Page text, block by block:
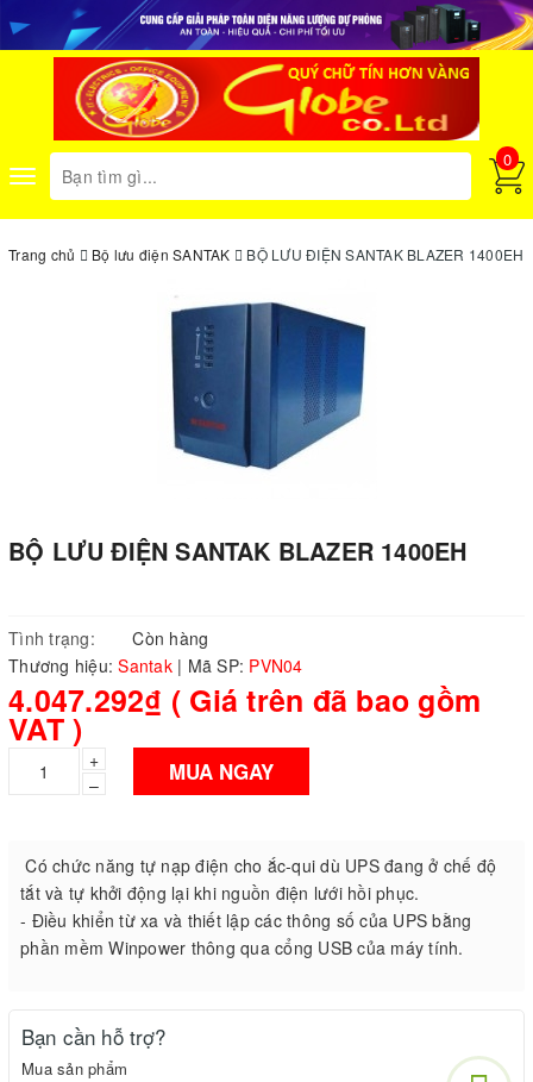
Toggle
navigation
0
Trang chủ Bộ lưu điện SANTAK BỘ LƯU ĐIỆN SANTAK BLAZER 1400EH
BỘ LƯU ĐIỆN SANTAK BLAZER 1400EH
Tình trạng:
Còn hàng
Thương hiệu:Santak | Mã SP: PVN04
4.047.292₫ ( Giá trên đã bao gồm
VAT )
+
–
MUA NGAY
Có chức năng tự nạp điện cho ắc-qui dù UPS đang ở chế độ
tắt và tự khởi động lại khi nguồn điện lưới hồi phục.
- Điều khiển từ xa và thiết lập các thông số của UPS bằng
phần mềm Winpower thông qua cổng USB của máy tính.
Bạn cần hỗ trợ?
Mua sản phẩm